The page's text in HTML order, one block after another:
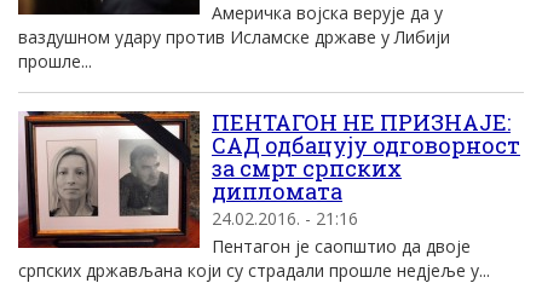
Aмеричка воjска веруjе да у
ваздушном удару против Исламске државе у Либиjи
прошле...
ПЕНТАГОН НЕ ПРИЗНАЈЕ:
САД одбацују одговорност
за смрт српских
дипломата
24.02.2016. - 21:16
Пентагон је саопштио да двоје
српских држављана који су страдали прошле недјеље у...